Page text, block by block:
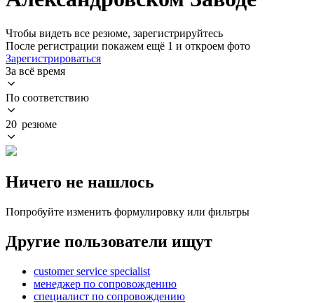
Чтобы видеть все резюме, зарегистрируйтесь
После регистрации покажем ещё 1 и откроем фото
Зарегистрироваться
За всё время
По соответствию
20 резюме
Ничего не нашлось
Попробуйте изменить формулировку или фильтры
Другие пользователи ищут
customer service specialist
менеджер по сопровождению
специалист по сопровождению